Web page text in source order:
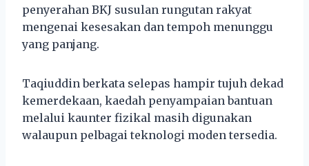
penyerahan BKJ susulan rungutan rakyat
mengenai kesesakan dan tempoh menunggu
yang panjang.
Taqiuddin berkata selepas hampir tujuh dekad
kemerdekaan, kaedah penyampaian bantuan
melalui kaunter fizikal masih digunakan
walaupun pelbagai teknologi moden tersedia.